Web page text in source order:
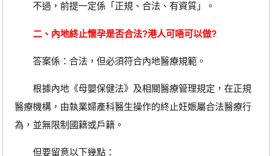
不過，前提一定係「正規、合法、有資質」。
二、內地終止懷孕是否合法?港人可唔可以做?
答案係：合法，但必須符合內地醫療規範。
根據內地《母嬰保健法》及相關醫療管理規定，在正規
醫療機構，由執業婦產科醫生操作的終止妊娠屬合法醫療行
為，並無限制國籍或戶籍。
但要留意以下幾點：